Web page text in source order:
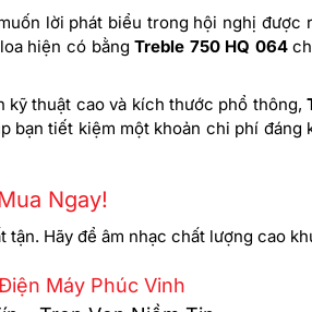
lời phát biểu trong hội nghị được
hiện có bằngTreble 750 HQ 064
kỹ thuật cao và kích thước phổ thông,
tiết kiệm một khoản chi phí đáng
Ngay!
Hãy để âm nhạc chất lượng cao
Máy Phúc Vinh